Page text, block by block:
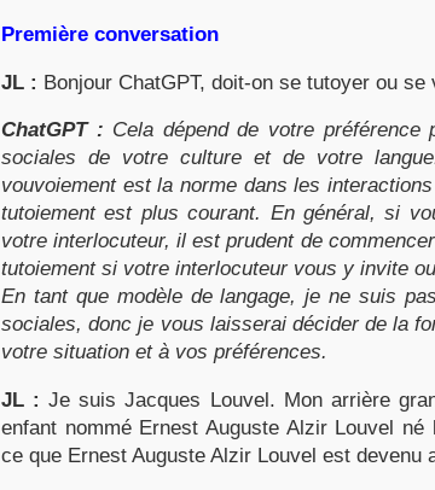
Première conversation
JL : Bonjour ChatGPT, doit-on se tutoyer ou se
ChatGPT : Cela dépend de votre préférence
sociales de votre culture et de votre
vouvoiement est la norme dans les
tutoiement est plus courant. En général, si
votre interlocuteur, il est prudent de
tutoiement si votre interlocuteur vous y invite
En tant que modèle de langage, je ne suis
sociales, donc je vous laisserai décider de la
votre situation et à vos préférences.
JL : Je suis Jacques Louvel. Mon arrière
enfant nommé Ernest Auguste Alzir Louvel
ce que Ernest Auguste Alzir Louvel est devenu